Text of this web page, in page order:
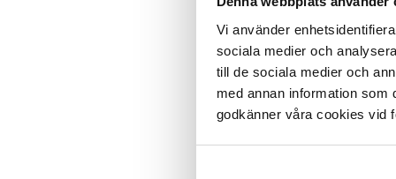
Vi använder
sociala medier och
till de sociala medier och
med annan information som
godkänner våra cookies vid
Pysyy koko päivän
Ristiin asetellut ja
hienovaraista, luonnollista
Solmuttomat saumattomaan
Muokattava pakkaus, jossa
Jopa 4 kiinnityskertaa
3 pituutta: 8, 10 ja 12 mm
Joutsenen muotoinen